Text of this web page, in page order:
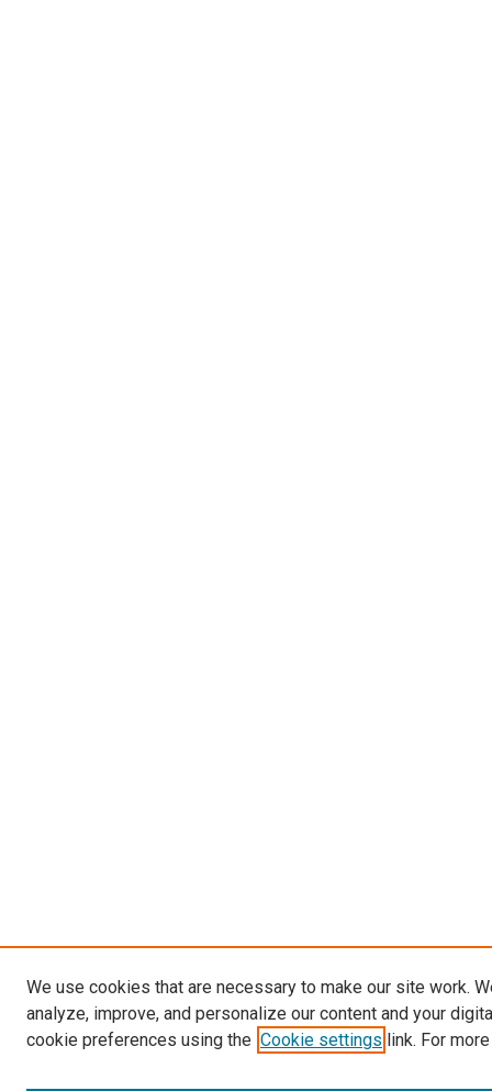
We use cookies that are necessary to make our site work.
analyze, improve, and personalize our content and your
cookie preferences using the Cookie settings link. For